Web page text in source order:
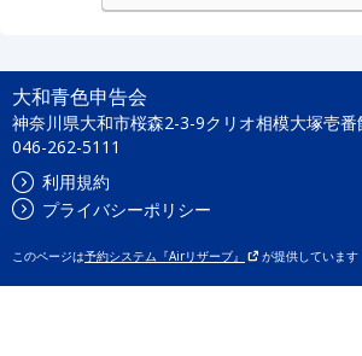
大和青色申告会
神奈川県大和市桜森2-3-9クリオ相模大塚壱番
046-262-5111
利用規約
プライバシーポリシー
このページは予約システム『Airリザーブ』 が提供しています